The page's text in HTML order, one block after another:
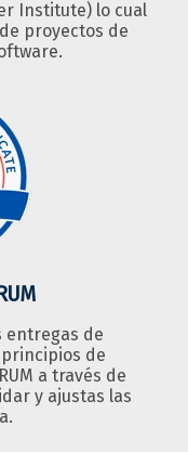
Institute) lo cual
proyectos de
entregas de
de
a través de
y ajustas las